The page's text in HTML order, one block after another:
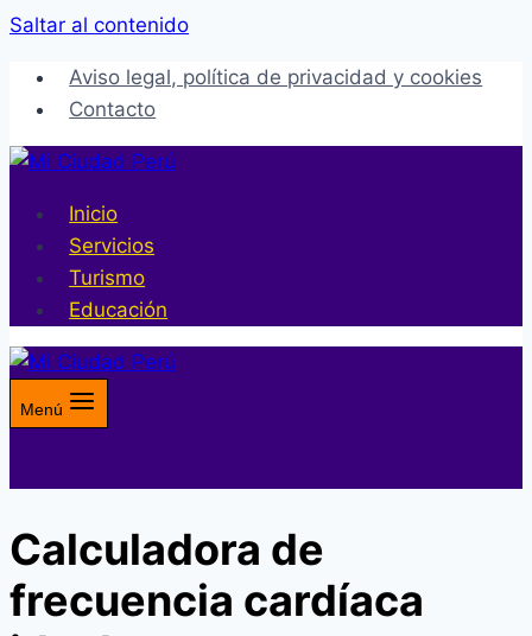
Saltar al contenido
Aviso legal, política de privacidad y cookies
Contacto
Inicio
Servicios
Turismo
Educación
Menú
Calculadora de
frecuencia cardíaca